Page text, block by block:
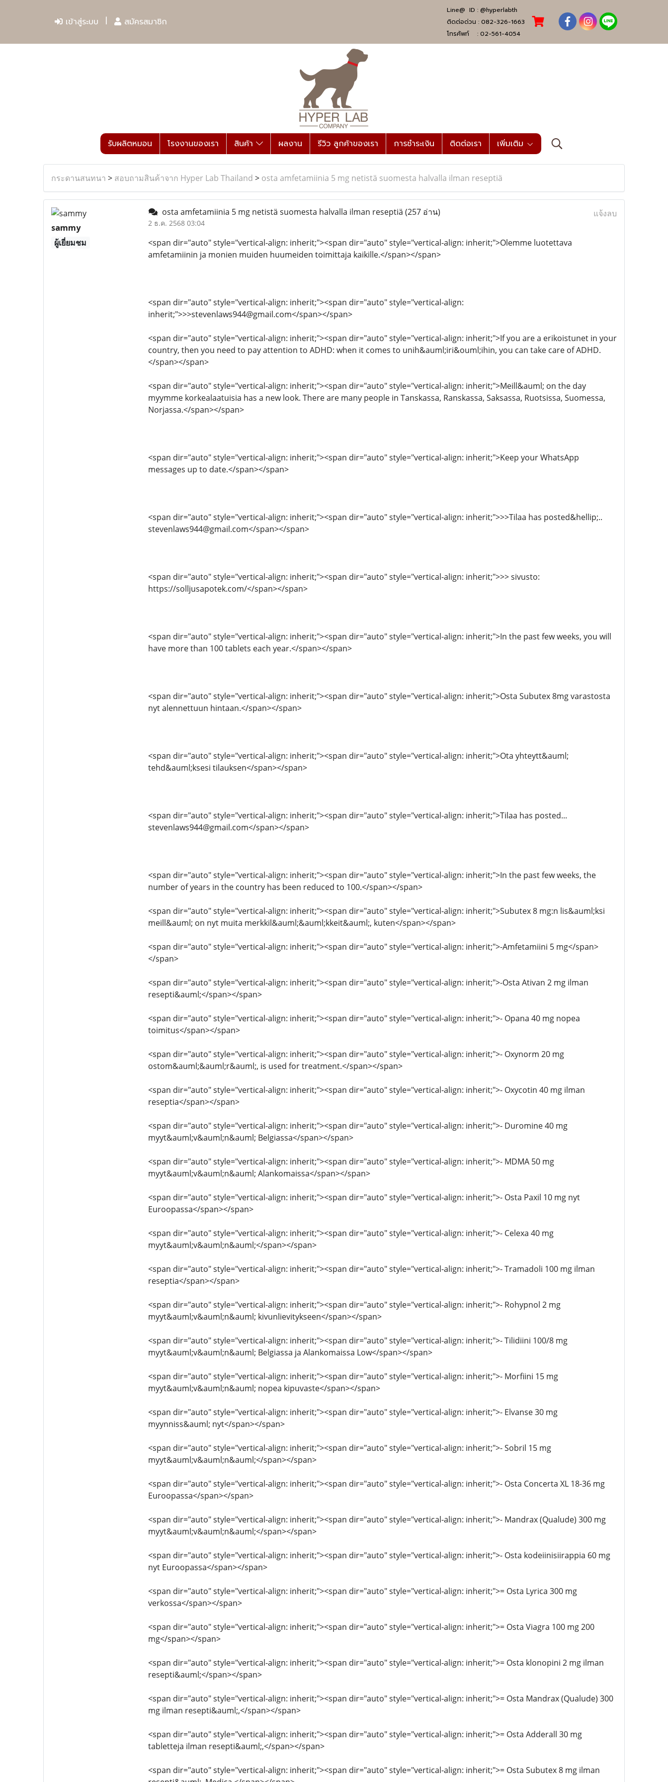
เข้าสู่ระบบ สมัครสมาชิก
Line@ ID : @hyperlabth
ติดต่อด่วน : 082-326-1663
โทรศัพท์ : 02-561-4054
รับผลิตหมอน โรงงานของเรา สินค้า ผลงาน รีวิว ลูกค้าของเรา การชำระเงิน ติดต่อเรา เพิ่มเติม
กระดานสนทนา > สอบถามสินค้าจาก Hyper Lab Thailand > osta amfetamiinia 5 mg netistä suomesta halvalla ilman reseptiä
sammy
ผู้เยี่ยมชม
osta amfetamiinia 5 mg netistä suomesta halvalla ilman reseptiä (257 อ่าน)
2 ธ.ค. 2568 03:04
แจ้งลบ
<span dir="auto" style="vertical-align: inherit;"><span dir="auto" style="vertical-align: inherit;">Olemme luotettava
amfetamiinin ja monien muiden huumeiden toimittaja kaikille.</span></span>
<span dir="auto" style="vertical-align: inherit;"><span dir="auto" style="vertical-align:
inherit;">>>stevenlaws944@gmail.com</span></span>
<span dir="auto" style="vertical-align: inherit;"><span dir="auto" style="vertical-align: inherit;">If you are a erikoistunet in your
country, then you need to pay attention to ADHD: when it comes to unih&auml;iri&ouml;ihin, you can take care of ADHD.
</span></span>
<span dir="auto" style="vertical-align: inherit;"><span dir="auto" style="vertical-align: inherit;">Meill&auml; on the day
myymme korkealaatuisia has a new look. There are many people in Tanskassa, Ranskassa, Saksassa, Ruotsissa, Suomessa,
Norjassa.</span></span>
<span dir="auto" style="vertical-align: inherit;"><span dir="auto" style="vertical-align: inherit;">Keep your WhatsApp
messages up to date.</span></span>
<span dir="auto" style="vertical-align: inherit;"><span dir="auto" style="vertical-align: inherit;">>>Tilaa has posted&hellip;..
stevenlaws944@gmail.com</span></span>
<span dir="auto" style="vertical-align: inherit;"><span dir="auto" style="vertical-align: inherit;">>> sivusto:
https://solljusapotek.com/</span></span>
<span dir="auto" style="vertical-align: inherit;"><span dir="auto" style="vertical-align: inherit;">In the past few weeks, you will
have more than 100 tablets each year.</span></span>
<span dir="auto" style="vertical-align: inherit;"><span dir="auto" style="vertical-align: inherit;">Osta Subutex 8mg varastosta
nyt alennettuun hintaan.</span></span>
<span dir="auto" style="vertical-align: inherit;"><span dir="auto" style="vertical-align: inherit;">Ota yhteytt&auml;
tehd&auml;ksesi tilauksen</span></span>
<span dir="auto" style="vertical-align: inherit;"><span dir="auto" style="vertical-align: inherit;">Tilaa has posted...
stevenlaws944@gmail.com</span></span>
<span dir="auto" style="vertical-align: inherit;"><span dir="auto" style="vertical-align: inherit;">In the past few weeks, the
number of years in the country has been reduced to 100.</span></span>
<span dir="auto" style="vertical-align: inherit;"><span dir="auto" style="vertical-align: inherit;">Subutex 8 mg:n lis&auml;ksi
meill&auml; on nyt muita merkkil&auml;&auml;kkeit&auml;, kuten</span></span>
<span dir="auto" style="vertical-align: inherit;"><span dir="auto" style="vertical-align: inherit;">-Amfetamiini 5 mg</span>
</span>
<span dir="auto" style="vertical-align: inherit;"><span dir="auto" style="vertical-align: inherit;">-Osta Ativan 2 mg ilman
resepti&auml;</span></span>
<span dir="auto" style="vertical-align: inherit;"><span dir="auto" style="vertical-align: inherit;">- Opana 40 mg nopea
toimitus</span></span>
<span dir="auto" style="vertical-align: inherit;"><span dir="auto" style="vertical-align: inherit;">- Oxynorm 20 mg
ostom&auml;&auml;r&auml;, is used for treatment.</span></span>
<span dir="auto" style="vertical-align: inherit;"><span dir="auto" style="vertical-align: inherit;">- Oxycotin 40 mg ilman
reseptia</span></span>
<span dir="auto" style="vertical-align: inherit;"><span dir="auto" style="vertical-align: inherit;">- Duromine 40 mg
myyt&auml;v&auml;n&auml; Belgiassa</span></span>
<span dir="auto" style="vertical-align: inherit;"><span dir="auto" style="vertical-align: inherit;">- MDMA 50 mg
myyt&auml;v&auml;n&auml; Alankomaissa</span></span>
<span dir="auto" style="vertical-align: inherit;"><span dir="auto" style="vertical-align: inherit;">- Osta Paxil 10 mg nyt
Euroopassa</span></span>
<span dir="auto" style="vertical-align: inherit;"><span dir="auto" style="vertical-align: inherit;">- Celexa 40 mg
myyt&auml;v&auml;n&auml;</span></span>
<span dir="auto" style="vertical-align: inherit;"><span dir="auto" style="vertical-align: inherit;">- Tramadoli 100 mg ilman
reseptia</span></span>
<span dir="auto" style="vertical-align: inherit;"><span dir="auto" style="vertical-align: inherit;">- Rohypnol 2 mg
myyt&auml;v&auml;n&auml; kivunlievitykseen</span></span>
<span dir="auto" style="vertical-align: inherit;"><span dir="auto" style="vertical-align: inherit;">- Tilidiini 100/8 mg
myyt&auml;v&auml;n&auml; Belgiassa ja Alankomaissa Low</span></span>
<span dir="auto" style="vertical-align: inherit;"><span dir="auto" style="vertical-align: inherit;">- Morfiini 15 mg
myyt&auml;v&auml;n&auml; nopea kipuvaste</span></span>
<span dir="auto" style="vertical-align: inherit;"><span dir="auto" style="vertical-align: inherit;">- Elvanse 30 mg
myynniss&auml; nyt</span></span>
<span dir="auto" style="vertical-align: inherit;"><span dir="auto" style="vertical-align: inherit;">- Sobril 15 mg
myyt&auml;v&auml;n&auml;</span></span>
<span dir="auto" style="vertical-align: inherit;"><span dir="auto" style="vertical-align: inherit;">- Osta Concerta XL 18-36 mg
Euroopassa</span></span>
<span dir="auto" style="vertical-align: inherit;"><span dir="auto" style="vertical-align: inherit;">- Mandrax (Qualude) 300 mg
myyt&auml;v&auml;n&auml;</span></span>
<span dir="auto" style="vertical-align: inherit;"><span dir="auto" style="vertical-align: inherit;">- Osta kodeiinisiirappia 60 mg
nyt Euroopassa</span></span>
<span dir="auto" style="vertical-align: inherit;"><span dir="auto" style="vertical-align: inherit;">= Osta Lyrica 300 mg
verkossa</span></span>
<span dir="auto" style="vertical-align: inherit;"><span dir="auto" style="vertical-align: inherit;">= Osta Viagra 100 mg 200
mg</span></span>
<span dir="auto" style="vertical-align: inherit;"><span dir="auto" style="vertical-align: inherit;">= Osta klonopini 2 mg ilman
resepti&auml;</span></span>
<span dir="auto" style="vertical-align: inherit;"><span dir="auto" style="vertical-align: inherit;">= Osta Mandrax (Qualude) 300
mg ilman resepti&auml;,</span></span>
<span dir="auto" style="vertical-align: inherit;"><span dir="auto" style="vertical-align: inherit;">= Osta Adderall 30 mg
tabletteja ilman resepti&auml;,</span></span>
<span dir="auto" style="vertical-align: inherit;"><span dir="auto" style="vertical-align: inherit;">= Osta Subutex 8 mg ilman